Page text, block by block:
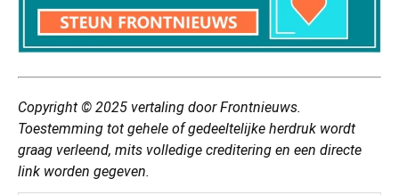
Copyright © 2025 vertaling door Frontnieuws.
Toestemming tot gehele of gedeeltelijke herdruk wordt
graag verleend, mits volledige creditering en een directe
link worden gegeven.